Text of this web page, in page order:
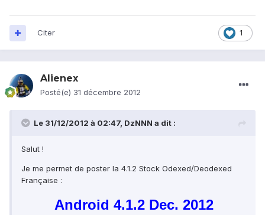
1
Citer
Alienex
Posté(e) 31 décembre 2012
Le 31/12/2012 à 02:47, DzNNN a dit :
Salut !
Je me permet de poster la 4.1.2 Stock Odexed/Deodexed
Française :
Android 4.1.2 Dec. 2012